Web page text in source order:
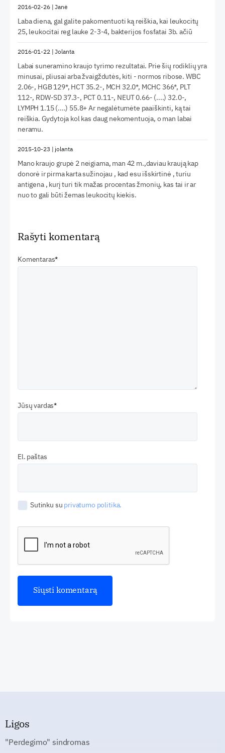
2016-02-26|Janė
Laba diena, gal galite pakomentuoti ką reiškia, kai leukocitų
25, leukocitai reg lauke 2-3-4, bakterijos fosfatai 3b. ačiū
2016-01-22|Jolanta
Labai suneramino kraujo tyrimo rezultatai. Prie šių rodiklių yra
minusai, pliusai arba žvaigždutės, kiti - normos ribose. WBC
2.06-, HGB 129*, HCT 35.2-, MCH 32.0*, MCHC 366*, PLT
112-, RDW-SD 37.3-, PCT 0.11-, NEUT 0.66- (....) 32.0-,
LYMPH 1.15 (....) 55.8+ Ar negalėtumėte paaiškinti, ką tai
reiškia. Gydytoja kol kas daug nekomentuoja, o man labai
neramu.
2015-10-23 | jolanta
Mano kraujo grupė 2 neigiama, man 42 m.,daviau kraują kap
donorė ir pirma karta sužinojau , kad esu išskirtinė , turiu
antigena , kurį turi tik mažas procentas žmonių, kas tai ir ar
nuo to gali būti žemas leukocitų kiekis.
Rašyti komentarą
Komentaras
Jūsų vardas
El. paštas
Sutinku su privatumo politika.
Ligos
"Perdegimo" sindromas